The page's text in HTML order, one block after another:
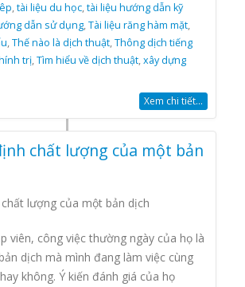
,tài liệu du học,tài liệu hướng dẫn kỹ
dẫn sử dụng,Tài liệu răng hàm mặt,
,Thế nào là dịch thuật,Thông dịch tiếng
trị,Tìm hiểu về dịch thuật,xây dựng
Xem chi tiết...
chất lượng của một bản
lượng của một bản dịch
viên, công việc thường ngày của họ là
dịch mà mình đang làm việc cùng
không. Ý kiến đánh giá của họ